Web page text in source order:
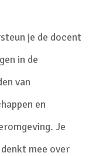
je de docent
in de
van
en
Je
mee over